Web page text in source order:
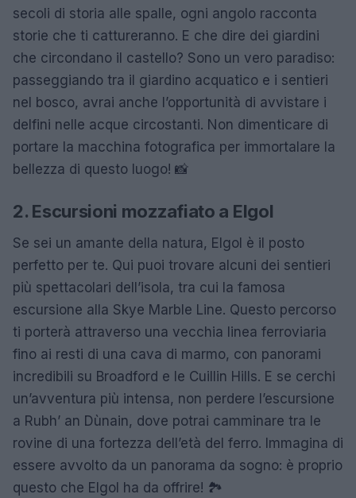
secoli di storia alle spalle, ogni angolo racconta
storie che ti cattureranno. E che dire dei giardini
che circondano il castello? Sono un vero paradiso:
passeggiando tra il giardino acquatico e i sentieri
nel bosco, avrai anche l’opportunità di avvistare i
delfini nelle acque circostanti. Non dimenticare di
portare la macchina fotografica per immortalare la
bellezza di questo luogo! 📸
2. Escursioni mozzafiato a Elgol
Se sei un amante della natura, Elgol è il posto
perfetto per te. Qui puoi trovare alcuni dei sentieri
più spettacolari dell’isola, tra cui la famosa
escursione alla Skye Marble Line. Questo percorso
ti porterà attraverso una vecchia linea ferroviaria
fino ai resti di una cava di marmo, con panorami
incredibili su Broadford e le Cuillin Hills. E se cerchi
un’avventura più intensa, non perdere l’escursione
a Rubh’ an Dùnain, dove potrai camminare tra le
rovine di una fortezza dell’età del ferro. Immagina di
essere avvolto da un panorama da sogno: è proprio
questo che Elgol ha da offrire! 🏞️